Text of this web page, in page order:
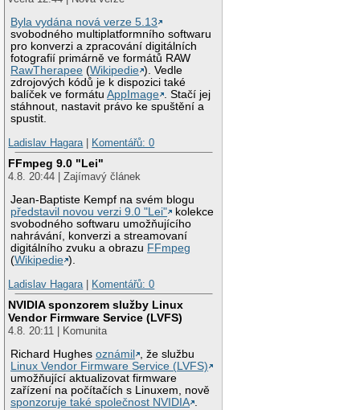
Byla vydána nová verze 5.13
svobodného multiplatformního softwaru
pro konverzi a zpracování digitálních
fotografií primárně ve formátů RAW
RawTherapee (Wikipedie ). Vedle
zdrojových kódů je k dispozici také
balíček ve formátuAppImage . Stačí jej
stáhnout, nastavit právo ke spuštění a
spustit.
Ladislav Hagara
Komentářů: 0
FFmpeg 9.0 "Lei"
4.8. 20:44 | Zajímavý článek
Jean-Baptiste Kempf na svém blogu
představil novou verzi 9.0 "Lei"
kolekce
svobodného softwaru umožňujícího
nahrávání, konverzi a streamovaní
digitálního zvuku a obrazu FFmpeg
(Wikipedie ).
Ladislav Hagara
Komentářů: 0
NVIDIA sponzorem služby Linux
Vendor Firmware Service (LVFS)
4.8. 20:11 | Komunita
Richard Hughesoznámil
, že službu
Linux Vendor Firmware Service (LVFS)
umožňující aktualizovat firmware
zařízení na počítačích s Linuxem, nově
sponzoruje také společnost NVIDIA .